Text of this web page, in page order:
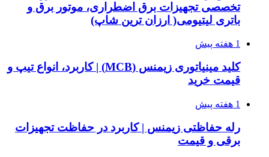
تخصصی تجهیزات برق اضطراری، موتور برق و
باتری لیتیومی( ارزان ترین شاپ)
1 هفته پیش
کلید مینیاتوری زیمنس (MCB) | کاربرد، انواع تیپ و
قیمت خرید
1 هفته پیش
رله حفاظتی زیمنس | کاربرد در حفاظت تجهیزات
برقی و قیمت